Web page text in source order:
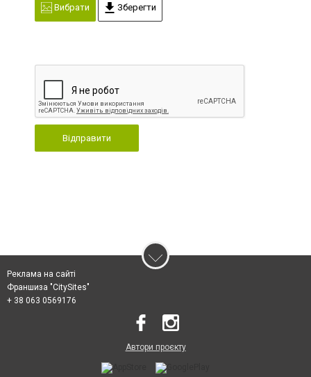
Вибрати
Зберегти
Відправити
Реклама на сайті
Франшиза "CitySites"
+ 38 063 0569176
Автори проєкту